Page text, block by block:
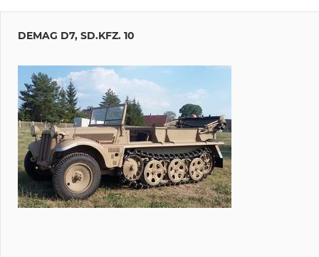
DEMAG D7, SD.KFZ. 10